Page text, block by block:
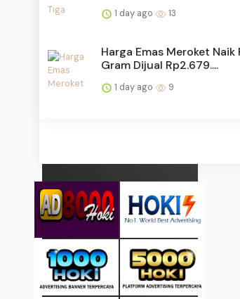
1 day ago 13
Harga Emas Meroket
Gram Dijual Rp2.679....
1 day ago 9